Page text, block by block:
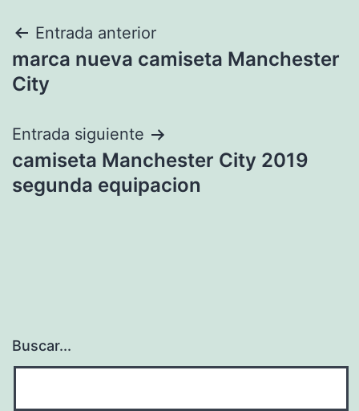
Navegación
de
Entrada anterior
marca nueva camiseta Manchester
City
Entrada siguiente
camiseta Manchester City 2019
segunda equipacion
Buscar...